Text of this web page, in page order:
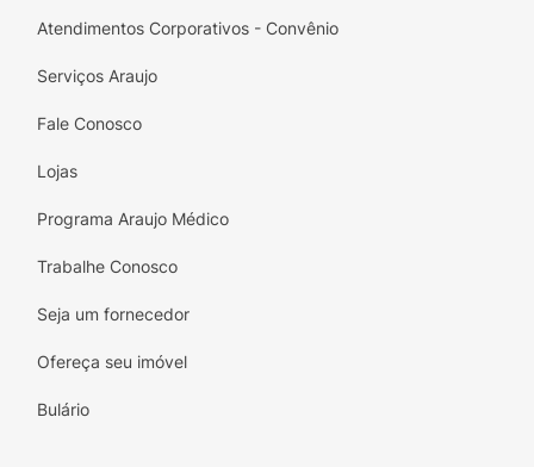
Atendimentos Corporativos - Convênio
Serviços Araujo
Fale Conosco
Lojas
Programa Araujo Médico
Trabalhe Conosco
Seja um fornecedor
Ofereça seu imóvel
Bulário